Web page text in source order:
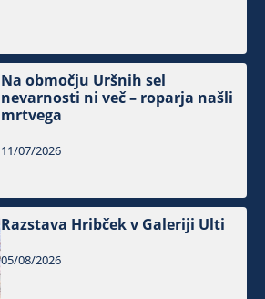
Na območju Uršnih sel
nevarnosti ni več – roparja našli
mrtvega
11/07/2026
Razstava Hribček v Galeriji Ulti
05/08/2026